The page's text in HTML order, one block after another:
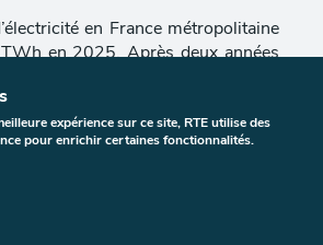
en France métropolitaine
en 2025. Après deux années
au rétablissement
du parc nucléaire et à
la production hydraulique du fait
plus favorables, le
produite en France
expérience sur ce site, RTE utilise des
pour enrichir certaines fonctionnalités.